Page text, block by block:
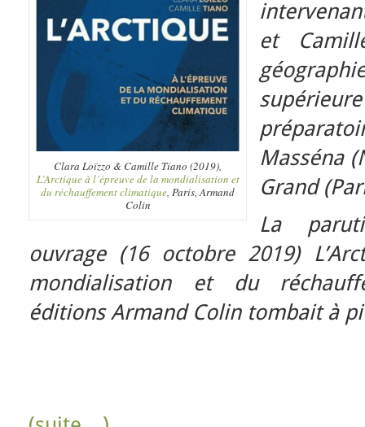
Clara Loïzzo & Camille Tiano (2019),
L’Arctique à l’épreuve de la mondialisation et
du réchauffement climatique, Paris, Armand
Colin
et
Masséna
Grand
La
ouvrage (16 octobre 2019)
mondialisation et du
éditions Armand Colin tombait à